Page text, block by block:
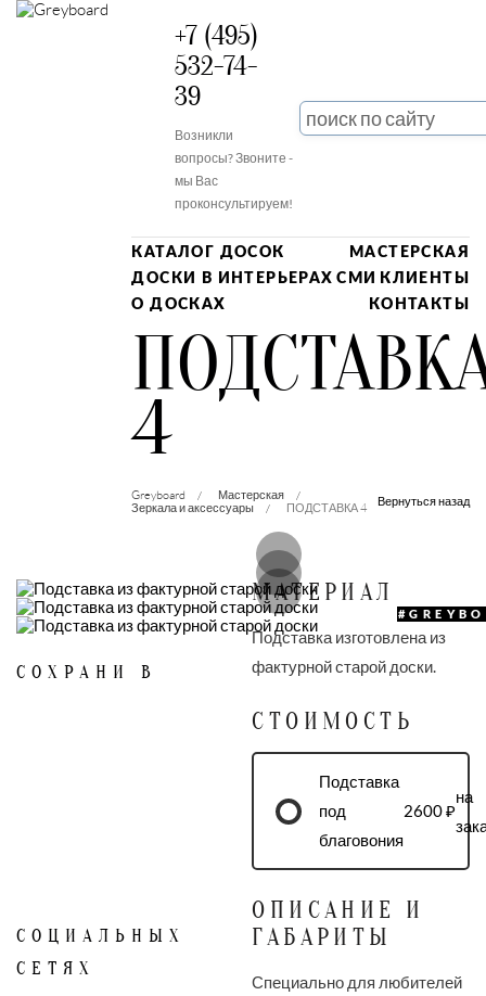
+7 (495)
532-74-
39
Возникли
вопросы? Звоните -
мы Вас
проконсультируем!
КАТАЛОГ ДОСОК
МАСТЕРСКАЯ
ДОСКИ В ИНТЕРЬЕРАХ СМИ КЛИЕНТЫ
О ДОСКАХ
КОНТАКТЫ
4
Greyboard
Мастерская
Зеркала и аксессуары
ПОДСТАВКА 4 Вернуться назад
СОХРАНИ В
СОЦИАЛЬНЫХ
СЕТЯХ
МАТЕРИАЛ
Подставка изготовлена из
фактурной старой доски.
СТОИМОСТЬ
Подставка
под
благовония
2600 ₽
на
ОПИСАНИЕ И
ГАБАРИТЫ
Специально для любителей